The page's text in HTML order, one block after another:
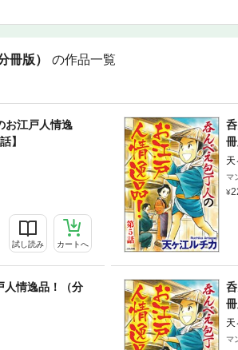
冊版） の作品一覧
お江戸人情逸
】
試し読み カートへ
天
マ
人情逸品！（分
天
マ